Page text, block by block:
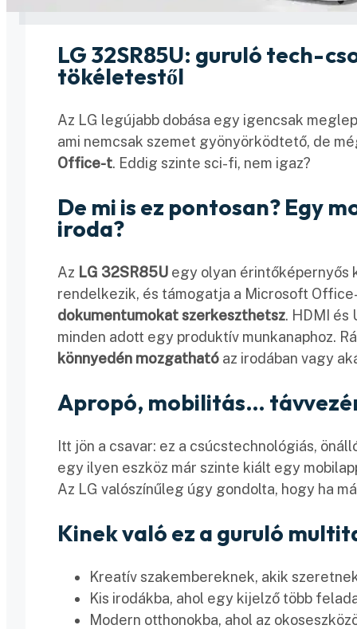
LG 32SR85U: guruló tech-
tökéletestől
Az LG legújabb dobása egy igencsak
ami nemcsak szemet gyönyörködtető, de
Office-t. Eddig szinte sci-fi, nem igaz?
De mi is ez pontosan? Egy
iroda?
Az LG 32SR85U egy olyan érintőképernyős
rendelkezik, és támogatja a Microsoft
dokumentumokat szerkeszthetsz. HDMI és
minden adott egy produktív munkanaphoz.
könnyedén mozgatható az irodában vagy
Apropó, mobilitás…
Itt jön a csavar: ez a csúcstechnológiás,
egy ilyen eszköz már szinte kiált egy
Az LG valószínűleg úgy gondolta, hogy ha
Kinek való ez a guruló
Kreatív szakembereknek, akik
Kis irodákba, ahol egy kijelző több
Modern otthonokba, ahol az